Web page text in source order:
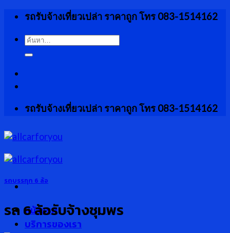
Skip
content
รถรับจ้างเที่ยวเปล่า ราคาถูก โทร 083-1514162
ค้นหา:
รถรับจ้างเที่ยวเปล่า ราคาถูก โทร 083-1514162
หน้าแรก
บริการของเรา
รถบรรทุก 6 ล้อ
รถ 6 ล้อรับจ้างชุมพร